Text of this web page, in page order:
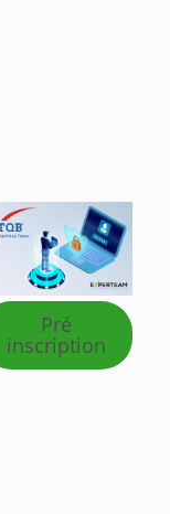
Pré
inscription